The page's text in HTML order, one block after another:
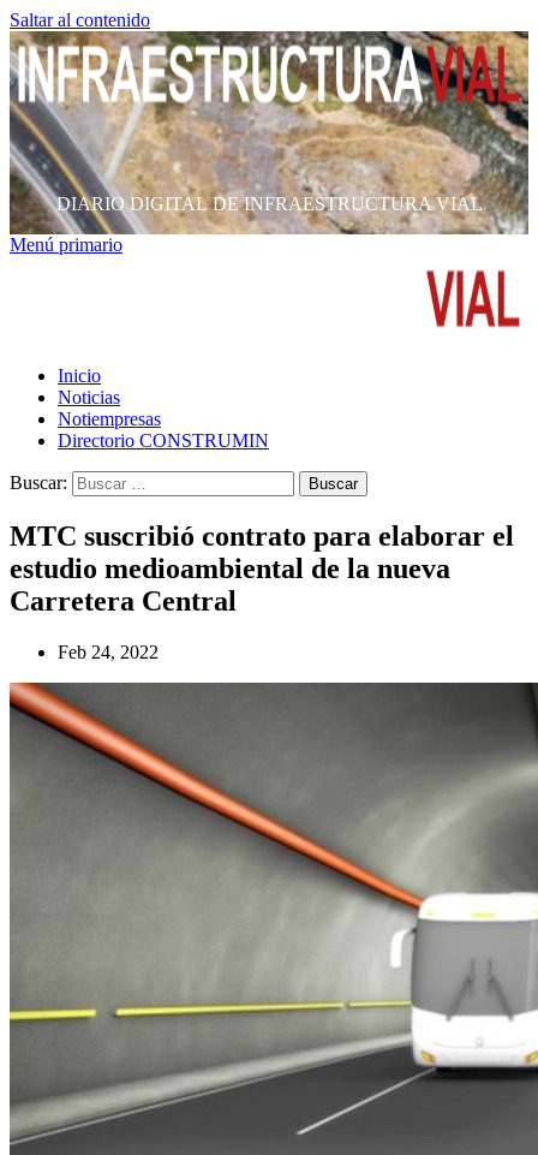
Saltar al contenido
DIARIO DIGITAL DE INFRAESTRUCTURA VIAL
Menú primario
Inicio
Noticias
Notiempresas
Directorio CONSTRUMIN
Buscar:
MTC suscribió contrato para elaborar el
estudio medioambiental de la nueva
Carretera Central
Feb 24, 2022